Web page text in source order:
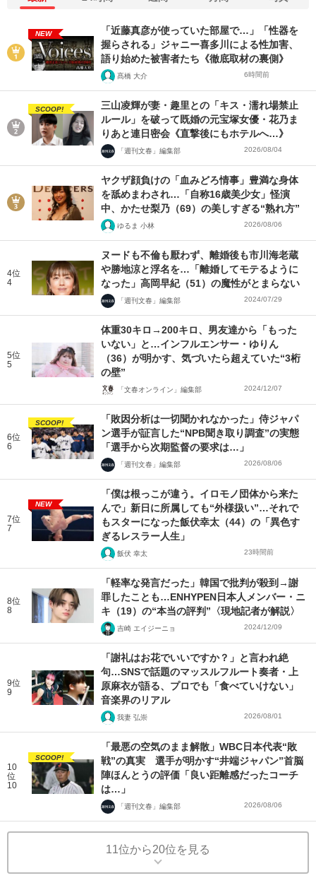
NEW
「近藤真彦が使っていた部屋で…」「性器を
握らされる」ジャニー喜多川による性加害、
語り始めた被害者たち《徹底取材の裏側》
髙橋 大介 6時間前
SCOOP!
三山凌輝が妻・趣里との「キス・濡れ場禁止
ルール」を破って既婚の元宝塚女優・花乃ま
りあと連日密会《直撃後にもホテルへ…》
「週刊文春」編集部 2026/08/04
ヤクザ顔負けの「血みどろ情事」豊満な身体
を舐めまわされ…「自称16歳美少女」怪演
中、かたせ梨乃（69）の美しすぎる“熟れ方”
ゆるま 小林 2026/08/06
4位
4
ヌードも不倫も厭わず、離婚後も市川海老蔵
や勝地涼と浮名を…「離婚してモテるように
なった」高岡早紀（51）の魔性がとまらない
「週刊文春」編集部 2024/07/29
5位
5
体重30キロ→200キロ、男友達から「もった
いない」と…インフルエンサー・ゆりん
（36）が明かす、気づいたら超えていた“3桁
の壁”
「文春オンライン」編集部 2024/12/07
6位
6
SCOOP!
「敗因分析は一切聞かれなかった」侍ジャパ
ン選手が証言した“NPB聞き取り調査”の実態
「選手から次期監督の要求は…」
「週刊文春」編集部 2026/08/06
7位
7
NEW
「僕は根っこが違う。イロモノ団体から来た
んで」新日に所属しても“外様扱い”…それで
もスターになった飯伏幸太（44）の「異色す
ぎるレスラー人生」
飯伏 幸太 23時間前
8位
8
「軽率な発言だった」韓国で批判が殺到→謝
罪したことも…ENHYPEN日本人メンバー・ニ
キ（19）の“本当の評判”〈現地記者が解説〉
吉崎 エイジーニョ 2024/12/09
9位
9
「謝礼はお花でいいですか？」と言われ絶
句…SNSで話題のマッスルフルート奏者・上
原麻衣が語る、プロでも「食べていけない」
音楽界のリアル
我妻 弘崇 2026/08/01
10
位
10
SCOOP!
「最悪の空気のまま解散」WBC日本代表“敗
戦”の真実 選手が明かす“井端ジャパン”首脳
陣ほんとうの評価「良い距離感だったコーチ
は…」
「週刊文春」編集部 2026/08/06
11位から20位を見る